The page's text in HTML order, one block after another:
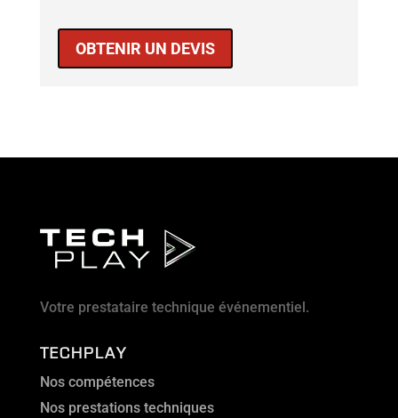
OBTENIR UN DEVIS
Votre prestataire technique événementiel.
TECHPLAY
Nos compétences
Nos prestations techniques